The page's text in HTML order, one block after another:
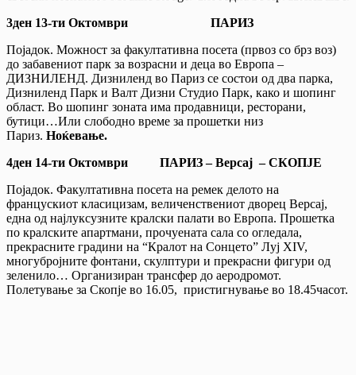
3ден 13-ти Октомври ПАРИЗ
Појадок. Можност за факултативна посета (првоз со брз воз)
до забавениот парк за возрасни и деца во Европа –
ДИЗНИЛЕНД. Дизниленд во Париз се состои од два парка,
Дизниленд Парк и Валт Дизни Студио Парк, како и шопинг
област. Во шопинг зоната има продавници, ресторани,
бутици…Или слободно време за прошетки низ
Париз. Ноќевање.
4ден 14-ти Октомври ПАРИЗ –Версај – СКОПЈЕ
Појадок. Факултативна посета на ремек делото на
францускиот класицизам, величенствениот дворец Версај,
една од најлуксузните кралски палати во Европа. Прошетка
по кралските апартмани, прочуената сала со огледала,
прекрасните градини на “Кралот на Сонцето” Луј XIV,
многубројните фонтани, скулптури и прекрасни фигури од
зеленило… Организиран трансфер до аеродромот.
Полетување за Скопје во 16.05, пристигнување во 18.45часот.